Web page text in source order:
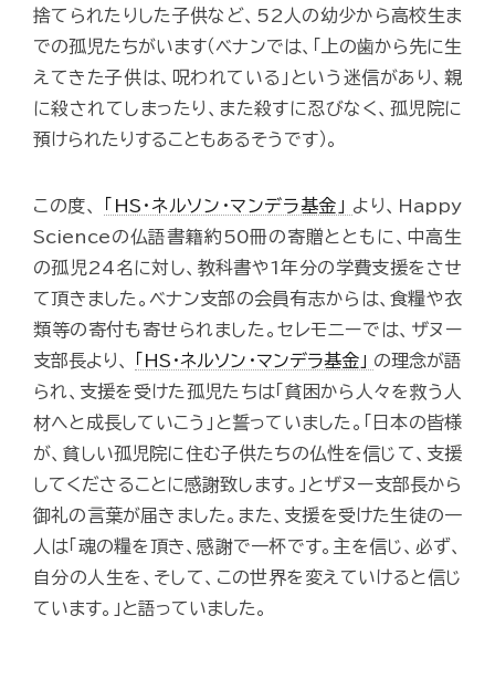
捨てられたりした子供など、52人の幼少から高校生ま
での孤児たちがいます（ベナンでは、「上の歯から先に生
えてきた子供は、呪われている」という迷信があり、親
に殺されてしまったり、また殺すに忍びなく、孤児院に
預けられたりすることもあるそうです）。
この度、 「HS・ネルソン・マンデラ基金」 より、Happy
Scienceの仏語書籍約50冊の寄贈とともに、中高生
の孤児24名に対し、教科書や1年分の学費支援をさせ
て頂きました。ベナン支部の会員有志からは、食糧や衣
類等の寄付も寄せられました。セレモニーでは、ザヌー
支部長より、
「HS・ネルソン・マンデラ基金」 の理念が語
られ、支援を受けた孤児たちは「貧困から人々を救う人
材へと成長していこう」と誓っていました。「日本の皆様
が、貧しい孤児院に住む子供たちの仏性を信じて、支援
してくださることに感謝致します。」とザヌー支部長から
御礼の言葉が届きました。また、支援を受けた生徒の一
人は「魂の糧を頂き、感謝で一杯です。主を信じ、必ず、
自分の人生を、そして、この世界を変えていけると信じ
ています。」と語っていました。